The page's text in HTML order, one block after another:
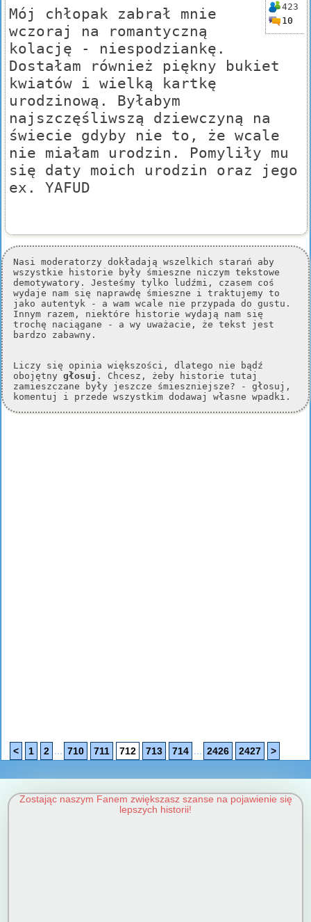
423
10
Mój chłopak zabrał mnie
wczoraj na romantyczną
kolację - niespodziankę.
Dostałam również piękny bukiet
kwiatów i wielką kartkę
urodzinową. Byłabym
najszczęśliwszą dziewczyną na
świecie gdyby nie to, że wcale
nie miałam urodzin. Pomyliły mu
się daty moich urodzin oraz jego
ex. YAFUD
Nasi moderatorzy dokładają wszelkich starań aby
wszystkie historie były śmieszne niczym tekstowe
demotywatory. Jesteśmy tylko ludźmi, czasem coś
wydaje nam się naprawdę śmieszne i traktujemy to
jako autentyk - a wam wcale nie przypada do gustu.
Innym razem, niektóre historie wydają nam się
trochę naciągane - a wy uważacie, że tekst jest
bardzo zabawny.
Liczy się opinia większości, dlatego nie bądź
obojętny głosuj . Chcesz, żeby historie tutaj
zamieszczane były jeszcze śmieszniejsze? - głosuj,
komentuj i przede wszystkim dodawaj własne wpadki.
< 1 2 ... 710 711 712 713 714 ... 2426 2427 >
Zostając naszym Fanem zwiększasz szanse na pojawienie się
lepszych historii!